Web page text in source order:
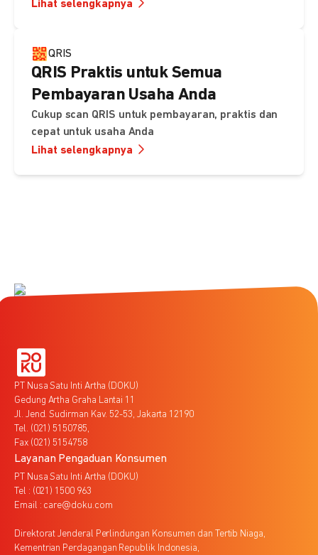
Lihat selengkapnya
QRIS
QRIS Praktis untuk Semua
Pembayaran Usaha Anda
Cukup scan QRIS untuk pembayaran, praktis dan
cepat untuk usaha Anda
Lihat selengkapnya
PT Nusa Satu Inti Artha (DOKU)
Gedung Artha Graha Lantai 11
Jl. Jend. Sudirman Kav. 52-53, Jakarta 12190
Tel. (021) 5150785,
Fax (021) 5154758
Layanan Pengaduan Konsumen
PT Nusa Satu Inti Artha (DOKU)
Tel : (021) 1500 963
Email : care@doku.com
Direktorat Jenderal Perlindungan Konsumen dan Tertib Niaga,
Kementrian Perdagangan Republik Indonesia,